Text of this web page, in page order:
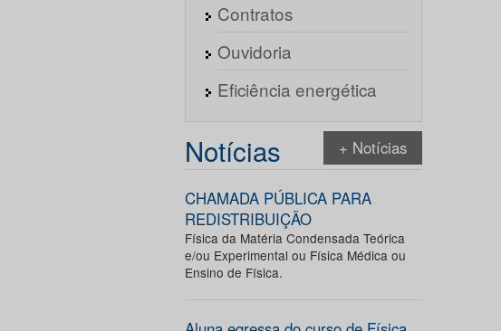
Contratos
Ouvidoria
Eficiência energética
Notícias + Notícias
CHAMADA PÚBLICA PARA
REDISTRIBUIÇÃO
Física da Matéria Condensada Teórica
e/ou Experimental ou Física Médica ou
Ensino de Física.